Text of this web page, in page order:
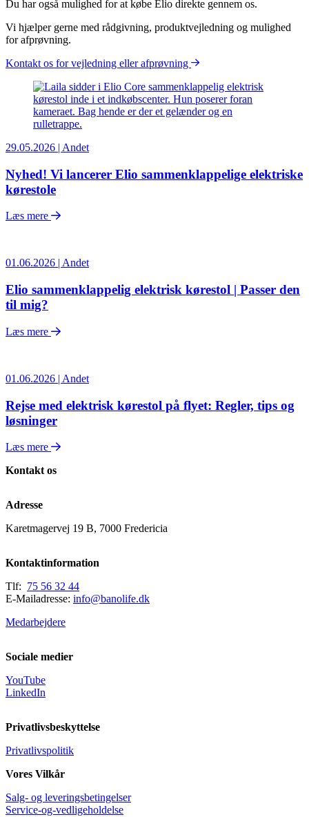
Du har også mulighed for at købe Elio direkte gennem os.
Vi hjælper gerne med rådgivning, produktvejledning og mulighed
for afprøvning.
Kontakt os for vejledning eller afprøvning
29.05.2026 | Andet
Nyhed! Vi lancerer Elio sammenklappelige elektriske
kørestole
Læs mere
01.06.2026 | Andet
Elio sammenklappelig elektrisk kørestol | Passer den
til mig?
Læs mere
01.06.2026 | Andet
Rejse med elektrisk kørestol på flyet: Regler, tips og
løsninger
Læs mere
Kontakt os
Adresse
Karetmagervej 19 B, 7000 Fredericia
Kontaktinformation
Tlf: 75 56 32 44
E-Mailadresse: info@banolife.dk
Medarbejdere
Sociale medier
YouTube
LinkedIn
Privatlivsbeskyttelse
Privatlivspolitik
Vores Vilkår
Salg- og leveringsbetingelser
Service-og-vedligeholdelse